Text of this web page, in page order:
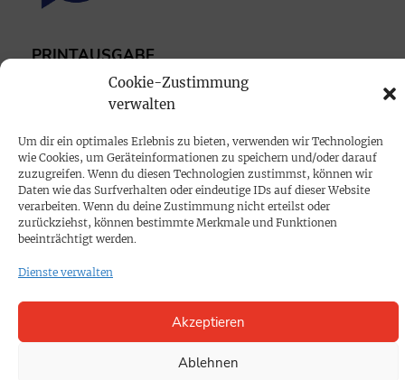
Cookie-Zustimmung
verwalten
Um dir ein optimales Erlebnis zu bieten, verwenden wir Technologien
wie Cookies, um Geräteinformationen zu speichern und/oder darauf
zuzugreifen. Wenn du diesen Technologien zustimmst, können wir
Daten wie das Surfverhalten oder eindeutige IDs auf dieser Website
verarbeiten. Wenn du deine Zustimmung nicht erteilst oder
zurückziehst, können bestimmte Merkmale und Funktionen
beeinträchtigt werden.
Dienste verwalten
Akzeptieren
Ablehnen
PRINTAUSGABE
Mediadaten
PROKOMPAKT
Impressum
SPENDEN
Datenschutz
KONTAKT